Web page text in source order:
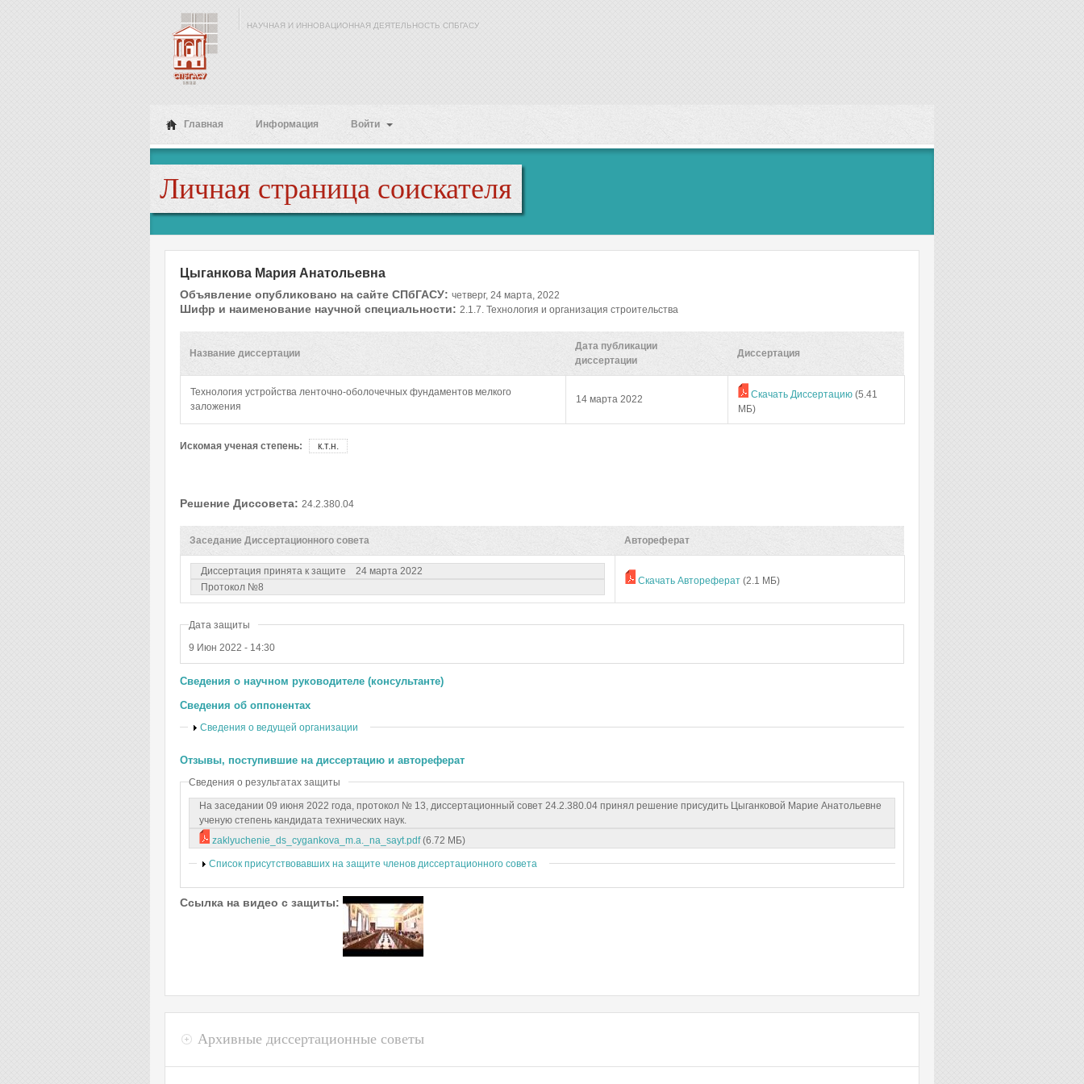
НАУЧНАЯ И ИННОВАЦИОННАЯ ДЕЯТЕЛЬНОСТЬ СПБГАСУ
Главная Информация Войти
Личная страница соискателя
Цыганкова Мария Анатольевна
Объявление опубликовано на сайте СПбГАСУ: четверг, 24 марта, 2022
Шифр и наименование научной специальности: 2.1.7. Технология и организация строительства
Название диссертации
Дата публикации
диссертации
Диссертация
Технология устройства ленточно-оболочечных фундаментов мелкого
заложения
14 марта 2022 Скачать Диссертацию (5.41
МБ)
Искомая ученая степень: к.т.н.
Решение Диссовета: 24.2.380.04
Заседание Диссертационного совета Автореферат
Диссертация принята к защите
24 марта 2022
Протокол №8
Скачать Автореферат (2.1 МБ)
Дата защиты
9 Июн 2022 - 14:30
Сведения о научном руководителе (консультанте)
Сведения об оппонентах
Показать
Сведения о ведущей организации
Отзывы, поступившие на диссертацию и автореферат
Сведения о результатах защиты
На заседании 09 июня 2022 года, протокол № 13, диссертационный совет 24.2.380.04 принял решение присудить Цыганковой Марие Анатольевне
ученую степень кандидата технических наук.
zaklyuchenie_ds_cygankova_m.a._na_sayt.pdf (6.72 МБ)
Показать
Список присутствовавших на защите членов диссертационного совета
Ссылка на видео с защиты:
Архивные диссертационные советы